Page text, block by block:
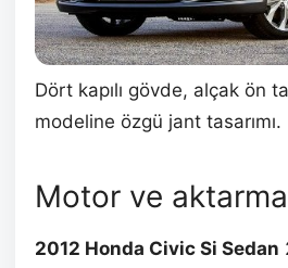
Dört kapılı gövde, alçak ön
modeline özgü jant tasarımı.
Motor ve
2012 Honda Civic Si Sedan